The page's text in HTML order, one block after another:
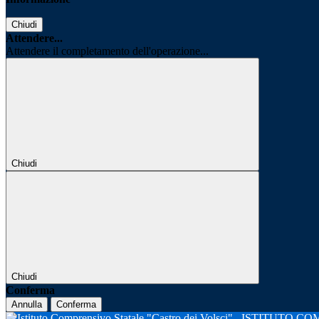
Chiudi
Attendere...
Attendere il completamento dell'operazione...
Chiudi
Chiudi
Conferma
Annulla Conferma